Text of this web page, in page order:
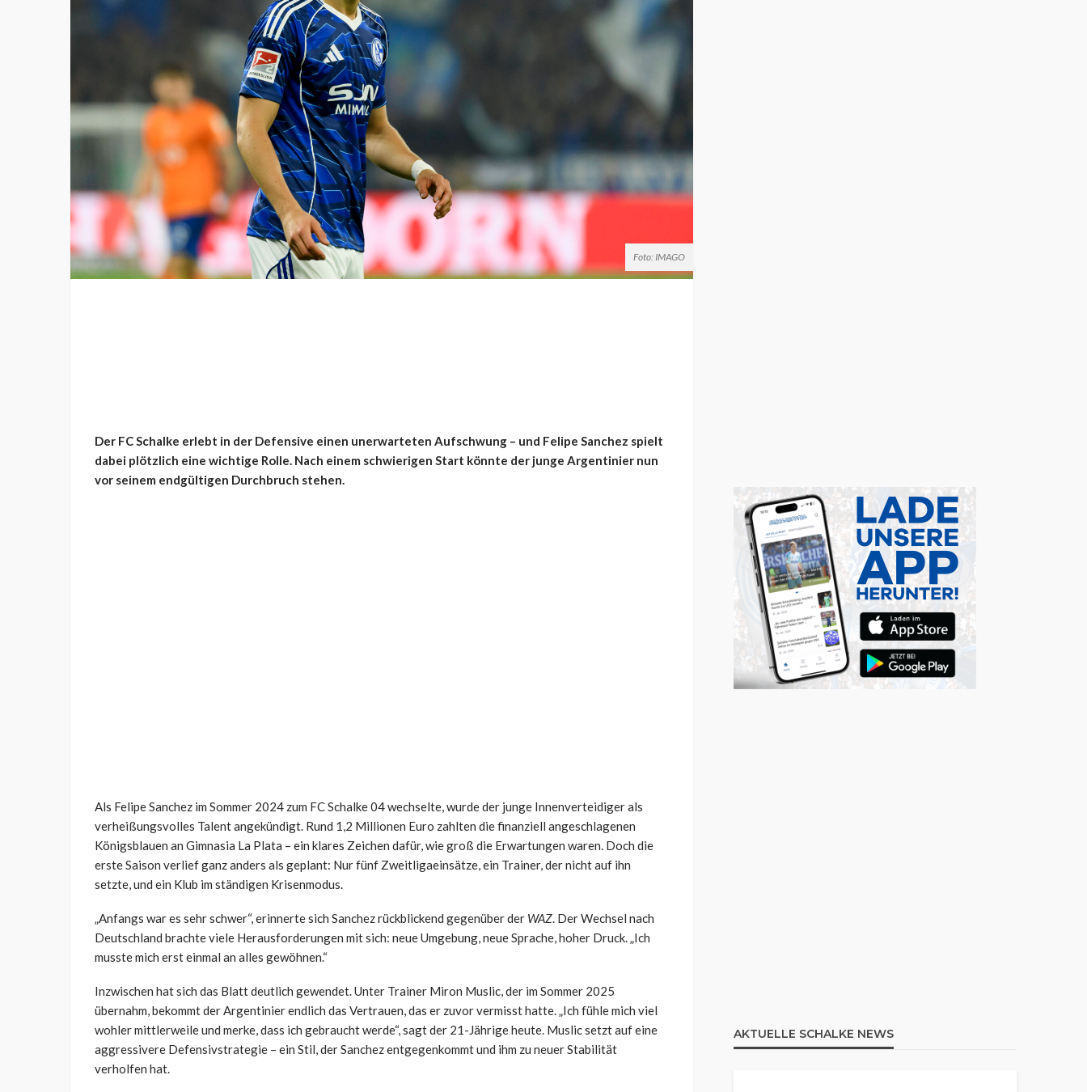
Foto: IMAGO
Der FC Schalke erlebt in der Defensive einen unerwarteten Aufschwung – und Felipe Sanchez spielt
dabei plötzlich eine wichtige Rolle. Nach einem schwierigen Start könnte der junge Argentinier nun
vor seinem endgültigen Durchbruch stehen.
Als Felipe Sanchez im Sommer 2024 zum FC Schalke 04 wechselte, wurde der junge Innenverteidiger als
verheißungsvolles Talent angekündigt. Rund 1,2 Millionen Euro zahlten die finanziell angeschlagenen
Königsblauen an Gimnasia La Plata – ein klares Zeichen dafür, wie groß die Erwartungen waren. Doch die
erste Saison verlief ganz anders als geplant: Nur fünf Zweitligaeinsätze, ein Trainer, der nicht auf ihn
setzte, und ein Klub im ständigen Krisenmodus.
„Anfangs war es sehr schwer“, erinnerte sich Sanchez rückblickend gegenüber der WAZ. Der Wechsel nach
Deutschland brachte viele Herausforderungen mit sich: neue Umgebung, neue Sprache, hoher Druck. „Ich
musste mich erst einmal an alles gewöhnen.“
Inzwischen hat sich das Blatt deutlich gewendet. Unter Trainer Miron Muslic, der im Sommer 2025
übernahm, bekommt der Argentinier endlich das Vertrauen, das er zuvor vermisst hatte. „Ich fühle mich viel
wohler mittlerweile und merke, dass ich gebraucht werde“, sagt der 21-Jährige heute. Muslic setzt auf eine
aggressivere Defensivstrategie – ein Stil, der Sanchez entgegenkommt und ihm zu neuer Stabilität
verholfen hat.
AKTUELLE SCHALKE NEWS